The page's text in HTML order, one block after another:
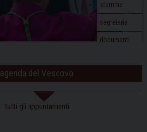
stemma
segreteria
documenti
agenda del Vescovo
tutti gli appuntamenti